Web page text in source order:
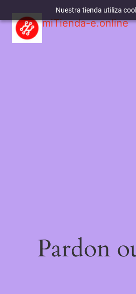
Nuestra tienda utiliza
miTienda-e.online
Pardon